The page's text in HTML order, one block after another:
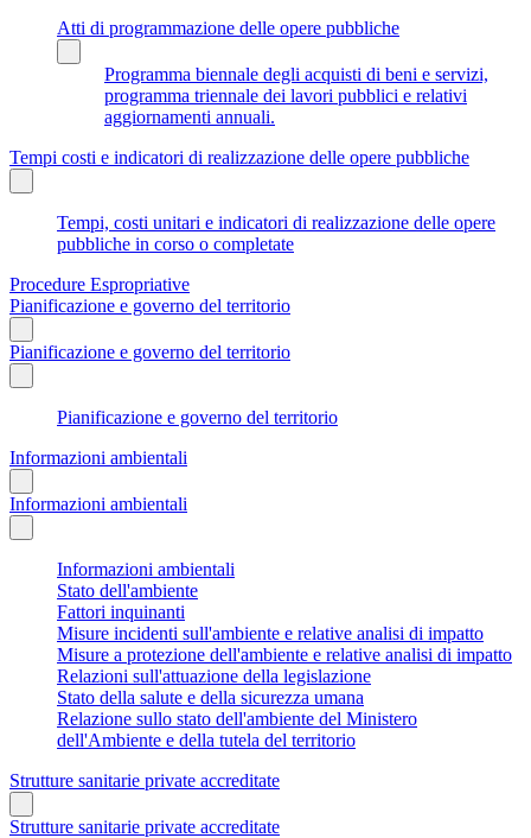
Atti di programmazione delle opere pubbliche
Programma biennale degli acquisti di beni e servizi,
programma triennale dei lavori pubblici e relativi
aggiornamenti annuali.
Tempi costi e indicatori di realizzazione delle opere pubbliche
Tempi, costi unitari e indicatori di realizzazione delle opere
pubbliche in corso o completate
Procedure Espropriative
Pianificazione e governo del territorio
Pianificazione e governo del territorio
Pianificazione e governo del territorio
Informazioni ambientali
Informazioni ambientali
Informazioni ambientali
Stato dell'ambiente
Fattori inquinanti
Misure incidenti sull'ambiente e relative analisi di impatto
Misure a protezione dell'ambiente e relative analisi di impatto
Relazioni sull'attuazione della legislazione
Stato della salute e della sicurezza umana
Relazione sullo stato dell'ambiente del Ministero
dell'Ambiente e della tutela del territorio
Strutture sanitarie private accreditate
Strutture sanitarie private accreditate